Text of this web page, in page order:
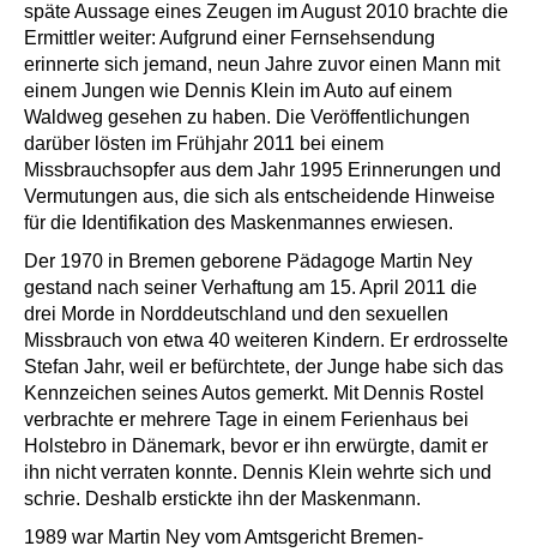
späte Aussage eines Zeugen im August 2010 brachte die
Ermittler weiter: Aufgrund einer Fernsehsendung
erinnerte sich jemand, neun Jahre zuvor einen Mann mit
einem Jungen wie Dennis Klein im Auto auf einem
Waldweg gesehen zu haben. Die Veröffentlichungen
darüber lösten im Frühjahr 2011 bei einem
Missbrauchsopfer aus dem Jahr 1995 Erinnerungen und
Vermutungen aus, die sich als entscheidende Hinweise
für die Identifikation des Maskenmannes erwiesen.
Der 1970 in Bremen geborene Pädagoge Martin Ney
gestand nach seiner Verhaftung am 15. April 2011 die
drei Morde in Norddeutschland und den sexuellen
Missbrauch von etwa 40 weiteren Kindern. Er erdrosselte
Stefan Jahr, weil er befürchtete, der Junge habe sich das
Kennzeichen seines Autos gemerkt. Mit Dennis Rostel
verbrachte er mehrere Tage in einem Ferienhaus bei
Holstebro in Dänemark, bevor er ihn erwürgte, damit er
ihn nicht verraten konnte. Dennis Klein wehrte sich und
schrie. Deshalb erstickte ihn der Maskenmann.
1989 war Martin Ney vom Amtsgericht Bremen-